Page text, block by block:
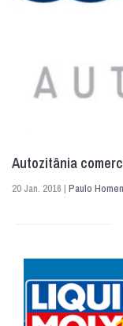
Autozitânia
20 Jan. 2016 | Paulo